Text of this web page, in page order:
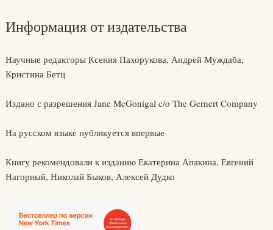
Информация от издательства
Научные редакторы Ксения Пахорукова, Андрей Муждаба,
Кристина Бетц
Издано с разрешения Jane McGonigal c/o The Gernert Company
На русском языке публикуется впервые
Книгу рекомендовали к изданию Екатерина Апакина, Евгений
Нагорный, Николай Быков, Алексей Дудко